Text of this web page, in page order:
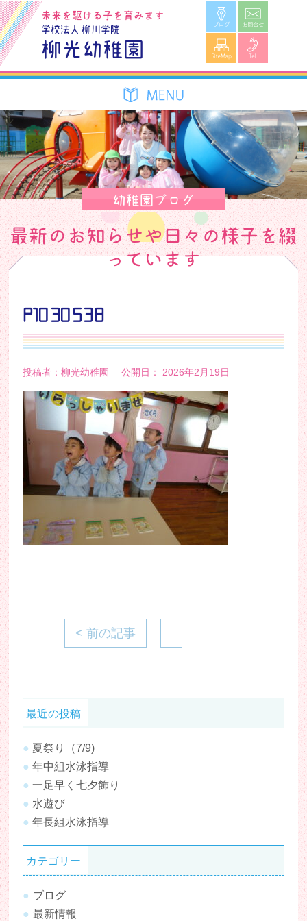
学校法人 柳川学院
柳光幼稚園
未来を駆ける子を育みます ブログ
SiteMap
幼稚園ブログ
最新のお知らせや日々の様子を綴
っています
P1030538
投稿者：柳光幼稚園 公開日： 2026年2月19日
< 前の記事
最近の投稿
夏祭り（7/9)
年中組水泳指導
一足早く七夕飾り
水遊び
年長組水泳指導
カテゴリー
ブログ
最新情報